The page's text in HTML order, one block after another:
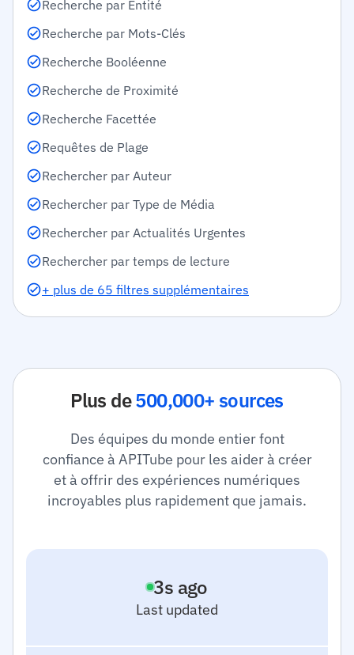
Recherche par Entité
Recherche par Mots-Clés
Recherche Booléenne
Recherche de Proximité
Recherche Facettée
Requêtes de Plage
Rechercher par Auteur
Rechercher par Type de Média
Rechercher par Actualités Urgentes
Rechercher par temps de lecture
+ plus de 65 filtres supplémentaires
Plus de500,000+ sources
Des équipes du monde entier font
confiance à APITube pour les aider à créer
et à offrir des expériences numériques
incroyables plus rapidement que jamais.
Last updated
4s ago